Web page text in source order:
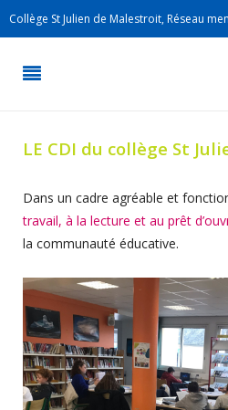
Collège St Julien de Malestroit, Réseau
LE CDI du collège St
Dans un cadre agréable et
travail, à la lecture et au prêt
la communauté éducative.